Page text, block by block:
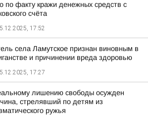
по факту кражи денежных средств с
счёта
17:52
села Ламутское признан виновным в
и причинении вреда здоровью
17:27
лишению свободы осужден
стрелявший по детям из
ружья